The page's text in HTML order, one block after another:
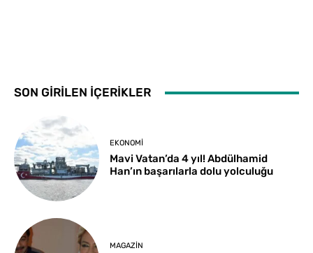
SON GİRİLEN İÇERİKLER
EKONOMI
Mavi Vatan’da 4 yıl! Abdülhamid
Han’ın başarılarla dolu yolculuğu
MAGAZIN